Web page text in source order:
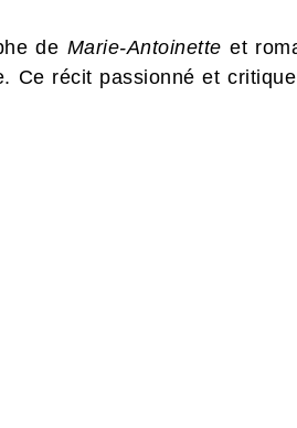
de Marie-Antoinette et
Ce récit passionné et